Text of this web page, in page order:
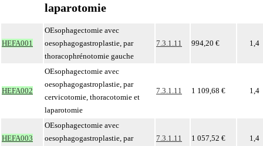
laparotomie
HEFA001
OEsophagectomie avec
oesophagogastroplastie, par
thoracophrénotomie gauche
7.3.1.11 994,20 € 1,4
HEFA002
OEsophagectomie avec
oesophagogastroplastie, par
cervicotomie, thoracotomie et
laparotomie
7.3.1.11 1 109,68 € 1,4
HEFA003
OEsophagectomie avec
oesophagogastroplastie, par
7.3.1.11 1 057,52 € 1,4